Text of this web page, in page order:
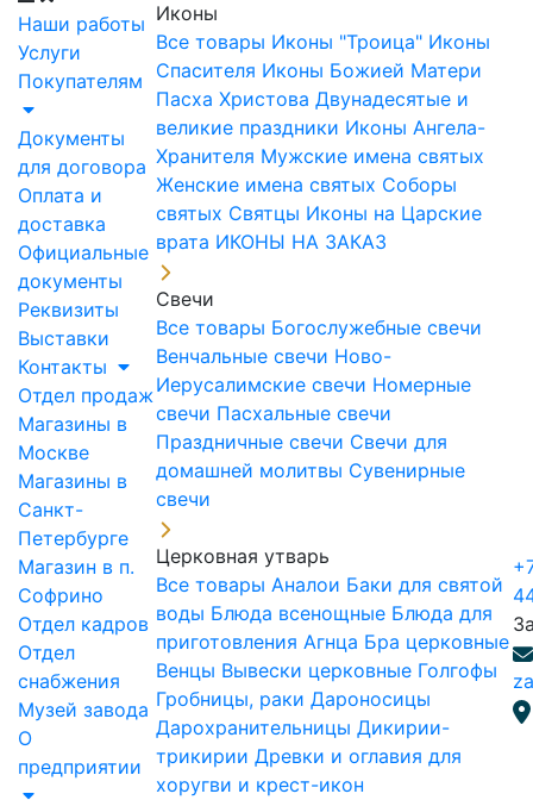
Наши работы
Услуги
Покупателям
Документы
для договора
Оплата и
доставка
Официальные
документы
Реквизиты
Выставки
Контакты
Отдел продаж
Магазины в
Москве
Магазины в
Санкт-
Петербурге
Магазин в п.
Софрино
Отдел кадров
Отдел
снабжения
Музей завода
О
предприятии
Иконы
Все товары Иконы "Троица" Иконы
Спасителя Иконы Божией Матери
Пасха Христова Двунадесятые и
великие праздники Иконы Ангела-
Хранителя Мужские имена святых
Женские имена святых Соборы
святых Святцы Иконы на Царские
врата ИКОНЫ НА ЗАКАЗ
Свечи
Все товары Богослужебные свечи
Венчальные свечи Ново-
Иерусалимские свечи Номерные
свечи Пасхальные свечи
Праздничные свечи Свечи для
домашней молитвы Сувенирные
свечи
Церковная утварь
Все товары Аналои Баки для святой
воды Блюда всенощные Блюда для
приготовления Агнца Бра церковные
Венцы Вывески церковные Голгофы
Гробницы, раки Дароносицы
Дарохранительницы Дикирии-
трикирии Древки и оглавия для
хоругви и крест-икон